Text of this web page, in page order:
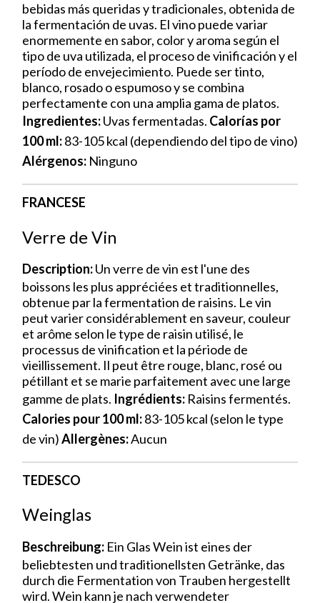
bebidas más queridas y tradicionales, obtenida de
la fermentación de uvas. El vino puede variar
enormemente en sabor, color y aroma según el
tipo de uva utilizada, el proceso de vinificación y el
período de envejecimiento. Puede ser tinto,
blanco, rosado o espumoso y se combina
perfectamente con una amplia gama de platos.
Ingredientes:Uvas fermentadas. Calorías por
100 ml:83-105 kcal (dependiendo del tipo de vino)
Alérgenos: Ninguno
FRANCESE
Verre de Vin
Description:Un verre de vin est l'une des
boissons les plus appréciées et traditionnelles,
obtenue par la fermentation de raisins. Le vin
peut varier considérablement en saveur, couleur
et arôme selon le type de raisin utilisé, le
processus de vinification et la période de
vieillissement. Il peut être rouge, blanc, rosé ou
pétillant et se marie parfaitement avec une large
gamme de plats. Ingrédients: Raisins fermentés.
Calories pour 100 ml:83-105 kcal (selon le type
de vin)Allergènes:Aucun
TEDESCO
Weinglas
Beschreibung: Ein Glas Wein ist eines der
beliebtesten und traditionellsten Getränke, das
durch die Fermentation von Trauben hergestellt
wird. Wein kann je nach verwendeter